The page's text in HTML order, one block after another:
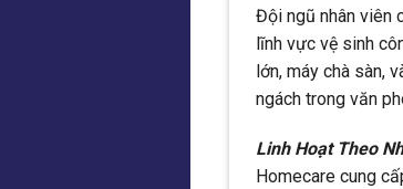
Đội ngũ nhân viên
lĩnh vực vệ sinh
lớn, máy chà sàn,
ngách trong văn
Linh Hoạt Theo
Homecare cung